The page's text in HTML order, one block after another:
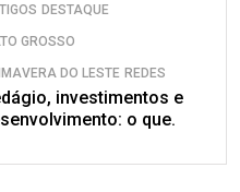
DESTAQUE
GROSSO
DO LESTE REDES
investimentos e
o que.